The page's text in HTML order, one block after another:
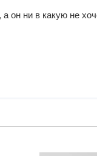
он ни в какую не